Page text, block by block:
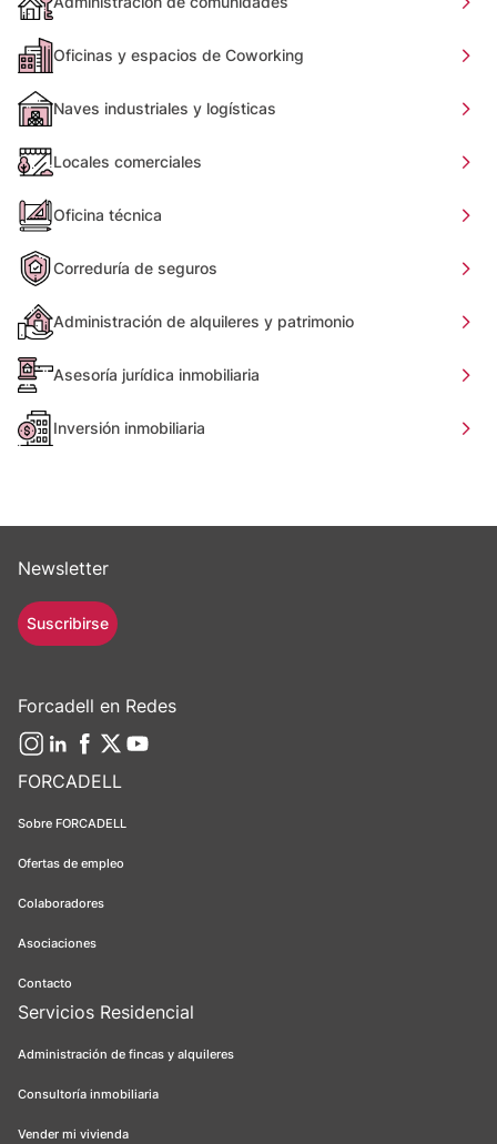
Oficinas y espacios de Coworking
Naves industriales y logísticas
Locales comerciales
Oficina técnica
Correduría de seguros
Administración de alquileres y patrimonio
Asesoría jurídica inmobiliaria
Inversión inmobiliaria
FORCADELL
Sobre FORCADELL
Ofertas de empleo
Colaboradores
Asociaciones
Contacto
Servicios Residencial
Administración de fincas y alquileres
Consultoría inmobiliaria
Vender mi vivienda
Newsletter
Suscribirse
Forcadell en Redes